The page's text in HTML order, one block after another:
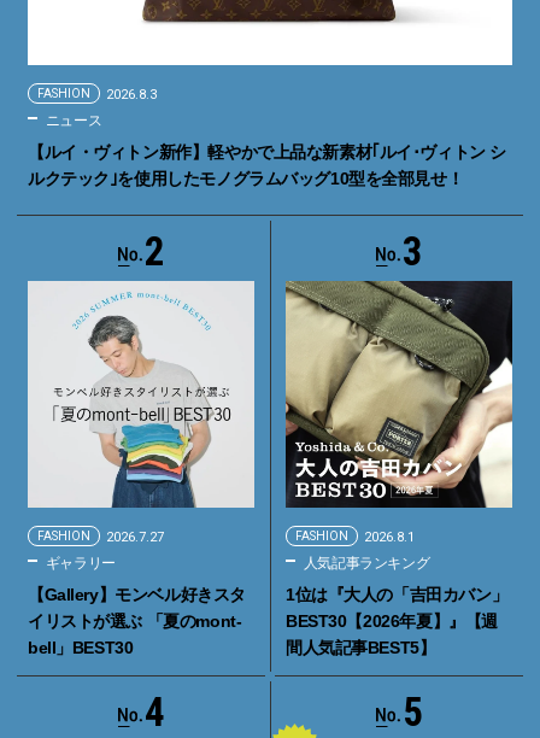
FASHION 2026.8.3
ニュース
【ルイ・ヴィトン新作】軽やかで上品な新素材｢ルイ･ヴィトン シ
ルクテック｣を使用したモノグラムバッグ10型を全部見せ！
2
FASHION 2026.7.27
ギャラリー
【Gallery】モンベル好きスタ
イリストが選ぶ 「夏のmont-
bell」BEST30
3
FASHION 2026.8.1
人気記事ランキング
1位は『大人の「吉田カバン」
BEST30【2026年夏】』【週
間人気記事BEST5】
4 5